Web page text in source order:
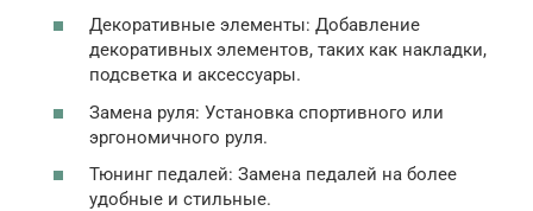
Декоративные элементы: Добавление
декоративных элементов, таких как накладки,
подсветка и аксессуары.
Замена руля: Установка спортивного или
эргономичного руля.
Тюнинг педалей: Замена педалей на более
удобные и стильные.